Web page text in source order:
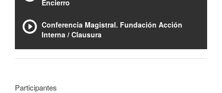
Encierro
Conferencia Magistral. Fundación Acción
Interna​ / Clausura
Participantes